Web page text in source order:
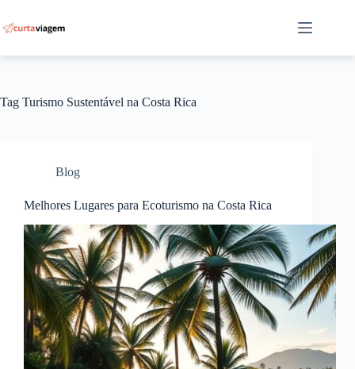
para
o
Tag Turismo Sustentável na Costa Rica
Blog
Melhores Lugares para Ecoturismo na Costa Rica